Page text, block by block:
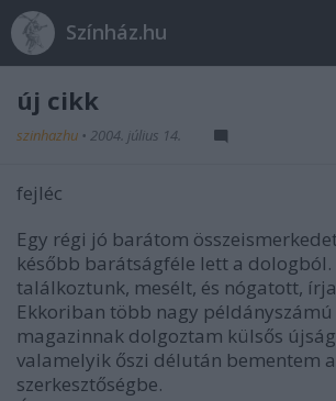
Színház.hu
új cikk
szinhazhu • 2004. július 14.
fejléc
Egy régi jó barátom
később barátságféle lett a dologból.
találkoztunk, mesélt, és nógatott,
Ekkoriban több nagy példányszámú
magazinnak dolgoztam külsős
valamelyik őszi délután bementem
szerkesztőségbe.